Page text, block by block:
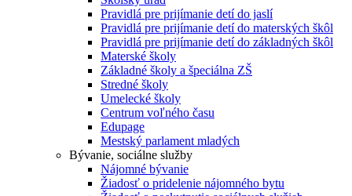
Pravidlá pre prijímanie detí do jaslí
Pravidlá pre prijímanie detí do materských škôl
Pravidlá pre prijímanie detí do základných škôl
Materské školy
Základné školy a špeciálna ZŠ
Stredné školy
Umelecké školy
Centrum voľného času
Edupage
Mestský parlament mladých
Bývanie, sociálne služby
Nájomné bývanie
Žiadosť o pridelenie nájomného bytu